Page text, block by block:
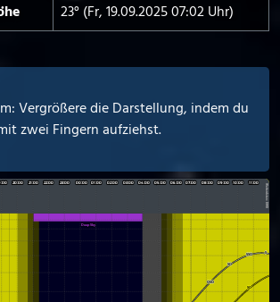
23° (Fr, 19.09.2025 07:02 Uhr)
Vergrößere die Darstellung, indem du
zwei Fingern aufziehst.